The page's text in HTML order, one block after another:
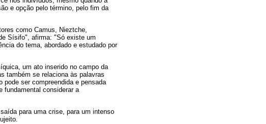
e opção pelo término, pelo fim da
como Camus, Nieztche,
Sísifo", afirma: "Só existe um
do tema, abordado e estudado por
um ato inserido no campo da
também se relaciona às palavras
ser compreendida e pensada
fundamental considerar a
para uma crise, para um intenso